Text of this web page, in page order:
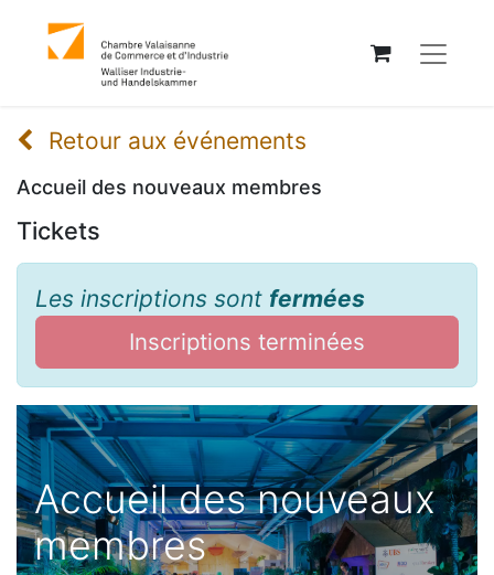
Retour aux événements
Accueil des nouveaux membres
Tickets
Les inscriptions sont fermées
Inscriptions terminées
Accueil des nouveaux
membres